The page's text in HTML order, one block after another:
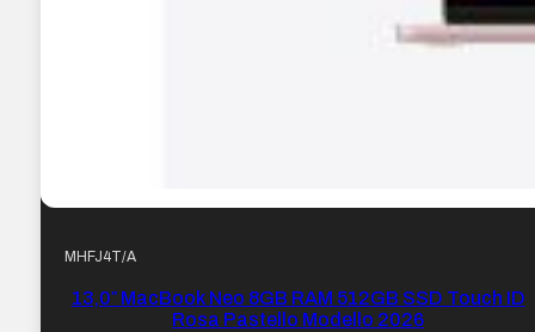
MHFJ4T/A
13,0″ MacBook Neo 8GB RAM 512GB SSD Touch ID
Rosa Pastello Modello 2026